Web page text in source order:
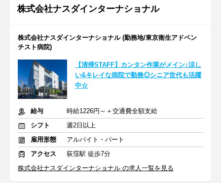
株式会社ナスダインターナショナル
株式会社ナスダインターナショナル (勤務地/東京衛生アドベン
チスト病院)
【清掃STAFF】カンタン作業がメイン♪涼し
い&キレイな病院で勤務◎シニア世代も活躍
中☆
給与
時給1226円～＋交通費全額支給
シフト
週2日以上
雇用形態
アルバイト・パート
アクセス
荻窪駅 徒歩7分
株式会社ナスダインターナショナル の求人一覧を見る